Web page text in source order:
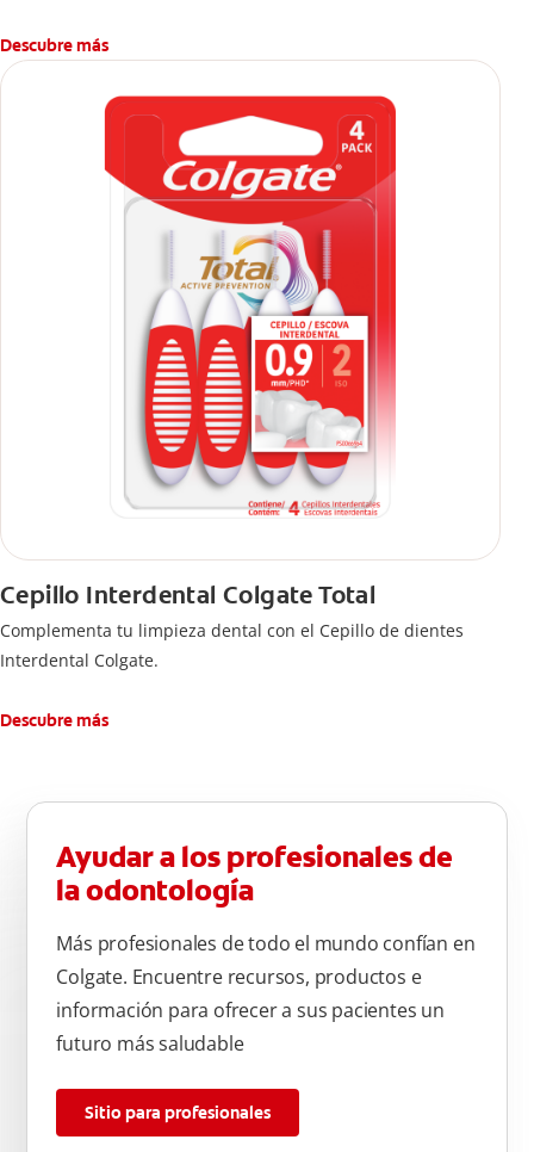
Descubre más
Cepillo Interdental Colgate Total
Complementa tu limpieza dental con el Cepillo de dientes
Interdental Colgate.
Descubre más
Ayudar a los profesionales de
la odontología
Más profesionales de todo el mundo confían en
Colgate. Encuentre recursos, productos e
información para ofrecer a sus pacientes un
futuro más saludable
Sitio para profesionales